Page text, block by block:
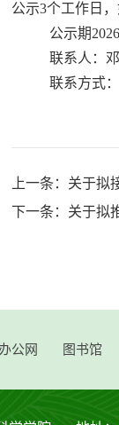
公示3个工作日
公示期
联系人：
联系方式
上一条： 关于拟
下一条： 关于拟
公网 图书馆